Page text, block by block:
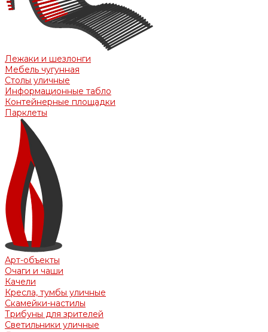
Лежаки и шезлонги
Мебель чугунная
Столы уличные
Информационные табло
Контейнерные площадки
Парклеты
Арт-объекты
Очаги и чаши
Качели
Кресла, тумбы уличные
Скамейки-настилы
Трибуны для зрителей
Светильники уличные